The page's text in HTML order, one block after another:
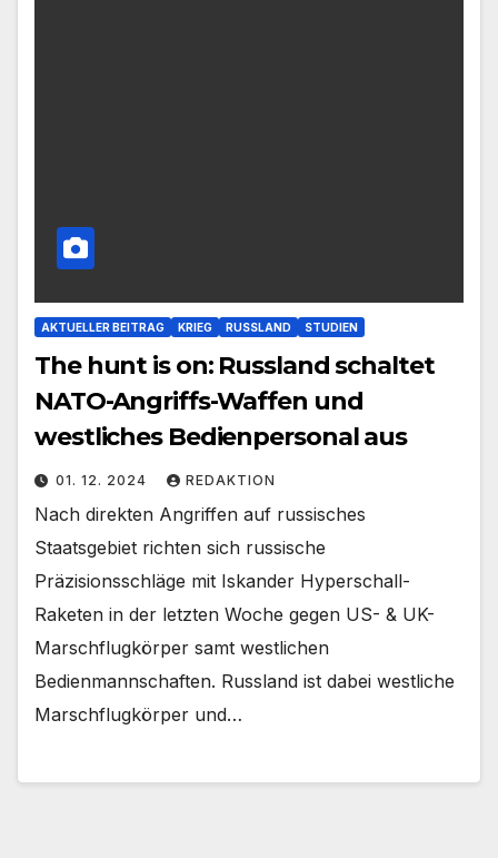
AKTUELLER BEITRAG KRIEG RUSSLAND STUDIEN
The hunt is on: Russland schaltet
NATO-Angriffs-Waffen und
westliches Bedienpersonal aus
01. 12. 2024 REDAKTION
Nach direkten Angriffen auf russisches
Staatsgebiet richten sich russische
Präzisionsschläge mit Iskander Hyperschall-
Raketen in der letzten Woche gegen US- & UK-
Marschflugkörper samt westlichen
Bedienmannschaften. Russland ist dabei westliche
Marschflugkörper und…